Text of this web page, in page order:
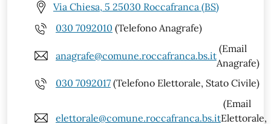
Via Chiesa, 5 25030 Roccafranca (BS)
030 7092010 (Telefono Anagrafe)
anagrafe@comune.roccafranca.bs.it
(Email
Anagrafe)
030 7092017 (Telefono Elettorale, Stato Civile)
elettorale@comune.roccafranca.bs.it
(Email
Elettorale,